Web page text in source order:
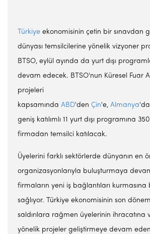
Türkiye ekonomisinin çetin bir sınavdan
dünyası temsilcilerine yönelik vizyoner
BTSO, eylül ayında da yurt dışı
devam edecek. BTSO'nun Küresel Fuar
projeleri
kapsamında ABD'den Çin'e, Almanya
geniş katılımlı 11 yurt dışı programına
firmadan temsilci katılacak.
Üyelerini farklı sektörlerde dünyanın en
organizasyonlarıyla buluşturmaya
firmaların yeni iş bağlantıları kurmasına
sağlıyor. Türkiye ekonomisinin son
saldırılara rağmen üyelerinin ihracatına
yönelik projeler geliştirmeye devam eden